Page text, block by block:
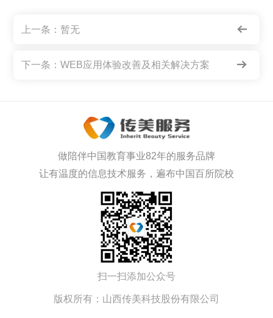
上一条：暂无
下一条： WEB应用体验改善及相关解决方案
做陪伴中国教育事业82年的服务品牌
让有温度的信息技术服务，遍布中国百所院校
扫一扫添加公众号
版权所有：山西传美科技股份有限公司